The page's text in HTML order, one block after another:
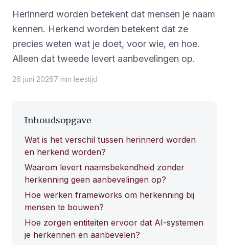
Herinnerd worden betekent dat mensen je naam
kennen. Herkend worden betekent dat ze
precies weten wat je doet, voor wie, en hoe.
Alleen dat tweede levert aanbevelingen op.
26 juni 20267 min leestijd
Inhoudsopgave
Wat is het verschil tussen herinnerd worden
en herkend worden?
Waarom levert naamsbekendheid zonder
herkenning geen aanbevelingen op?
Hoe werken frameworks om herkenning bij
mensen te bouwen?
Hoe zorgen entiteiten ervoor dat AI-systemen
je herkennen en aanbevelen?